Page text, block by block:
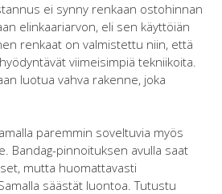
ei synny renkaan ostohinnan
elinkaariarvon, eli sen käyttöiän
renkaat on valmistettu niin, että
viimeisimpiä tekniikoita.
luotua vahva rakenne, joka
paremmin soveltuvia myös
Bandag-pinnoituksen avulla saat
mutta huomattavasti
säästät luontoa. Tutustu